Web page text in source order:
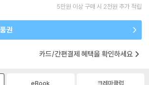
5만원 이상 구매 시 2천원 추가 적립
권
카드/간편결제 혜택을 확인하세요
eBook
크레마클럽